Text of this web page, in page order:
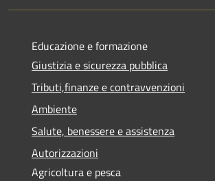
Educazione e formazione
Giustizia e sicurezza pubblica
Tributi,finanze e contravvenzioni
Ambiente
Salute, benessere e assistenza
Autorizzazioni
Agricoltura e pesca